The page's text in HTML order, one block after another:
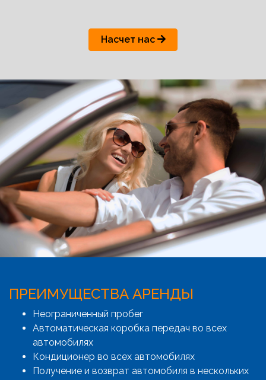
Насчет нас
ПРЕИМУЩЕСТВА АРЕНДЫ
Неограниченный пробег
Автоматическая коробка передач во всех
автомобилях
Кондиционер во всех автомобилях
Получение и возврат автомобиля в нескольких